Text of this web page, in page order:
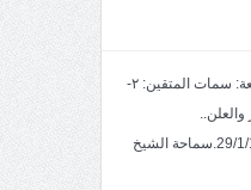
خطبة الجمعة: سمات المتقين: ٢-
بتاريخ29/1/1446.سماحة الشيخ